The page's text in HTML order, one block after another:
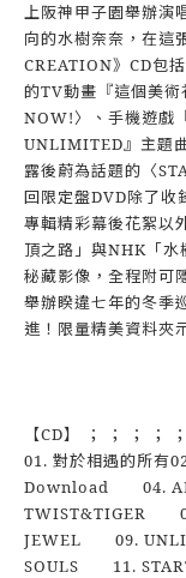
上阪神甲子園舉辦演
向的水樹奈奈，在這
CREATION》CD包
的TV動畫『這個美
NOW!〉、手機遊戲
UNLIMITED』主題
露後蔚為話題的〈
回限定盤DVD除了收
專輯精彩幕後花絮以
頂之路」與NHK「
秘藏影像，全程附可
舉辦睽違七年的冬季
進！限量精美資料夾
【CD】 ； ； ； ；
01. 對於相遇的所
Download 04.
TWIST&TIGER
JEWEL 09.
SOULS 11.